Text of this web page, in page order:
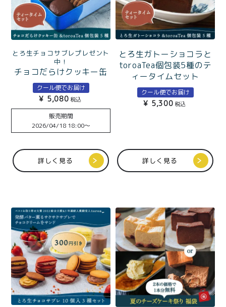
とろ生チョコサブレプレゼント
中！
チョコだらけクッキー缶
とtoroaTea個包装5種の
ティータイムセット 北海
道発酵バターとチョコレ
ートたっぷり
クール便でお届け
¥ 5,080 税込
販売期間
2026/04/18 18:00〜
詳しく見る
とろ生ガトーショコラと
toroaTea個包装5種のテ
ィータイムセット
クール便でお届け
¥ 5,300 税込
詳しく見る